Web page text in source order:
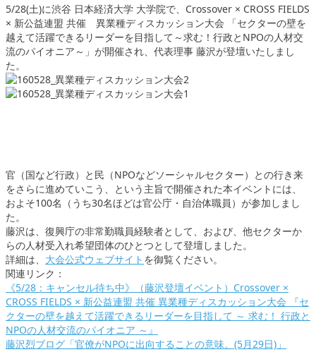
5/28(土)に渋谷 日本経済大学 大学院で、Crossover × CROSS FIELDS
× 新公益連盟 共催 異業種ディスカッション大会 「セクターの壁を
越えて活躍できるリーダーを目指して～求む！行政とNPOの人材交
流のパイオニア～」が開催され、代表理事 藤沢が登壇いたしまし
た。
官（国など行政）と民（NPOなどソーシャルセクター）との行き来
をさらに進めていこう、という主旨で開催された本イベントには、
およそ100名（うち30名ほどは官公庁・自治体職員）が参加しまし
た。
藤沢は、復興庁の非常勤職員経験者として、および、他セクターか
らの人材受入れ希望団体のひとつとして登壇しました。
詳細は、 大会公式ウェブサイト を御覧ください。
関連リンク：
《5/28：キャンセル待ち中》（藤沢登壇イベント）Crossover ×
CROSS FIELDS × 新公益連盟 共催 異業種ディスカッション大会 『セ
クターの壁を越えて活躍できるリーダーを目指して ～ 求む！ 行政と
NPOの人材交流のパイオニア ～』
藤沢烈ブログ「官僚がNPOに出向することの意味。(5月29日)」